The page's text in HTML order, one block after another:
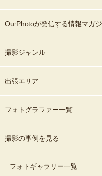
OurPhotoが発信する情報マガ
撮影ジャンル
出張エリア
フォトグラファー一覧
撮影の事例を見る
フォトギャラリー一覧